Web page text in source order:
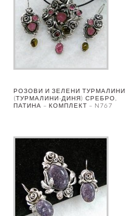
РОЗОВИ И ЗЕЛЕНИ ТУРМАЛИНИ
(ТУРМАЛИНИ-ДИНЯ) СРЕБРО,
ПАТИНА – КОМПЛЕКТ – N767